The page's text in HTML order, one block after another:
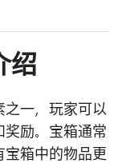
绍
之一，玩家可以
奖励。宝箱通常
宝箱中的物品更